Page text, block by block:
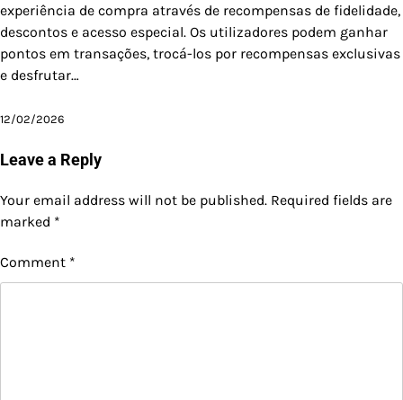
experiência de compra através de recompensas de fidelidade,
descontos e acesso especial. Os utilizadores podem ganhar
pontos em transações, trocá-los por recompensas exclusivas
e desfrutar…
12/02/2026
Leave a Reply
Your email address will not be published. Required fields are
marked *
Comment *